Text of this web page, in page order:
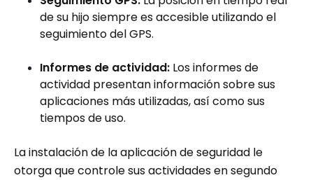
de su hijo siempre es accesible utilizando el
seguimiento del GPS.
Informes de actividad: Los informes de
actividad presentan información sobre sus
aplicaciones más utilizadas, así como sus
tiempos de uso.
La instalación de la aplicación de seguridad le
otorga que controle sus actividades en segundo